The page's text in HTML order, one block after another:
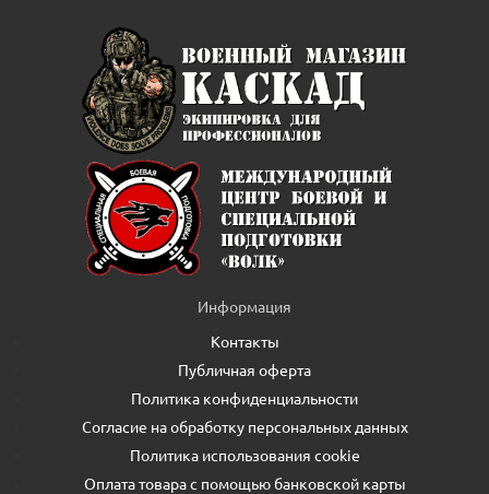
Информация
Контакты
Публичная оферта
Политика конфиденциальности
Согласие на обработку персональных данных
Политика использования cookie
Оплата товара с помощью банковской карты